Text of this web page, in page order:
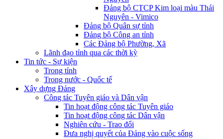
Đảng bộ CTCP Kim loại màu Thái
Nguyên - Vimico
Đảng bộ Quân sự tỉnh
Đảng bộ Công an tỉnh
Các Đảng bộ Phường, Xã
Lãnh đạo tỉnh qua các thời kỳ
Tin tức - Sự kiện
Trong tỉnh
Trong nước - Quốc tế
Xây dựng Đảng
Công tác Tuyên giáo và Dân vận
Tin hoạt động công tác Tuyên giáo
Tin hoạt động công tác Dân vận
Nghiên cứu - Trao đổi
Đưa nghị quyết của Đảng vào cuộc sống